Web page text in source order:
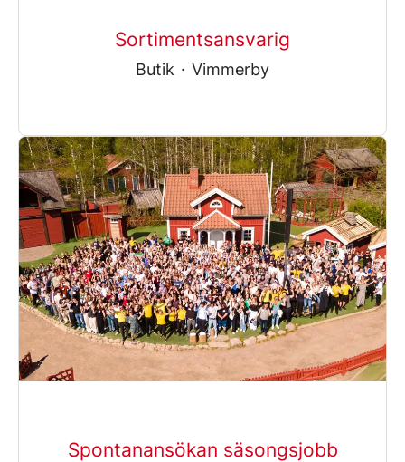
Sortimentsansvarig
Butik · Vimmerby
Spontanansökan säsongsjobb